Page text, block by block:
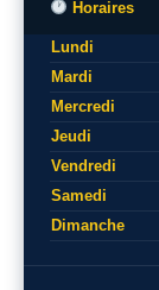
Horaires
Lundi
Mardi
Mercredi
Jeudi
Vendredi
Samedi
Dimanche